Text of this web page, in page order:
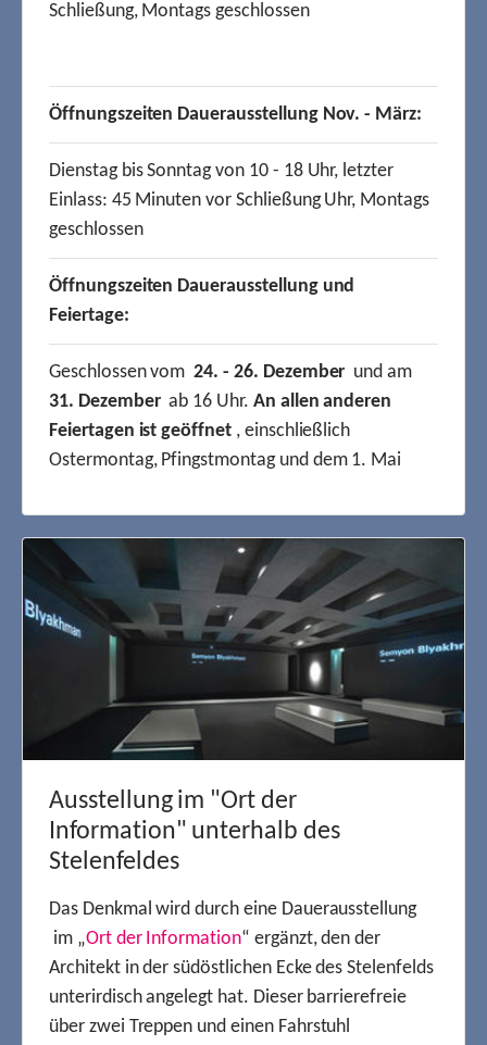
Ausstellung im "Ort der
Information" unterhalb des
Stelenfeldes
Das Denkmal wird durch eine Dauerausstellung
im „Ort der Information“ ergänzt, den der
Architekt in der südöstlichen Ecke des Stelenfelds
unterirdisch angelegt hat. Dieser barrierefreie
über zwei Treppen und einen Fahrstuhl
Schließung, Montags geschlossen
Öffnungszeiten Dauerausstellung Nov. - März:
Dienstag bis Sonntag von 10 - 18 Uhr, letzter
Einlass: 45 Minuten vor Schließung Uhr, Montags
geschlossen
Öffnungszeiten Dauerausstellung und
Feiertage:
Geschlossen vom24. - 26. Dezember und am
31. Dezemberab 16 Uhr. An allen anderen
Feiertagen ist geöffnet, einschließlich
Ostermontag, Pfingstmontag und dem 1. Mai